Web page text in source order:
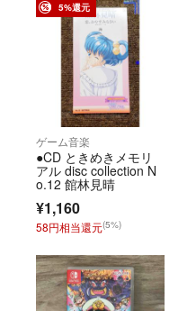
5%還元
ゲーム音楽
●CD ときめきメモリ
アル disc collection N
o.12 館林見晴
¥1,160
58円相当還元(5%)